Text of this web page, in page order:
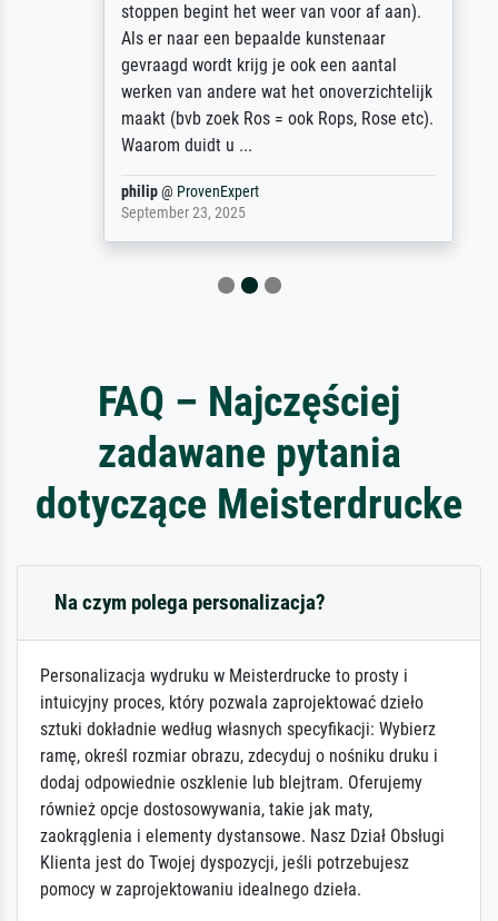
stoppen begint het weer van voor af aan).
Als er naar een bepaalde kunstenaar
gevraagd wordt krijg je ook een aantal
werken van andere wat het onoverzichtelijk
maakt (bvb zoek Ros = ook Rops, Rose etc).
Waarom duidt u ...
philip@ProvenExpert
September 23, 2025
FAQ – Najczęściej
zadawane pytania
dotyczące Meisterdrucke
Na czym polega personalizacja?
Personalizacja wydruku w Meisterdrucke to prosty i
intuicyjny proces, który pozwala zaprojektować dzieło
sztuki dokładnie według własnych specyfikacji: Wybierz
ramę, określ rozmiar obrazu, zdecyduj o nośniku druku i
dodaj odpowiednie oszklenie lub blejtram. Oferujemy
również opcje dostosowywania, takie jak maty,
zaokrąglenia i elementy dystansowe. Nasz Dział Obsługi
Klienta jest do Twojej dyspozycji, jeśli potrzebujesz
pomocy w zaprojektowaniu idealnego dzieła.